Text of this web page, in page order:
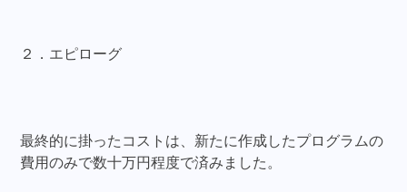
２．エピローグ
最終的に掛ったコストは、新たに作成したプログラムの
費用のみで数十万円程度で済みました。